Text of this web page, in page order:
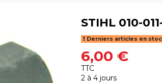
STIHL 010-
Derniers articles en
6,00 €
TTC
2 à 4 jours